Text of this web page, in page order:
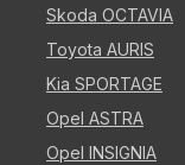
Skoda OCTAVIA
Toyota AURIS
Kia SPORTAGE
Opel ASTRA
Opel INSIGNIA